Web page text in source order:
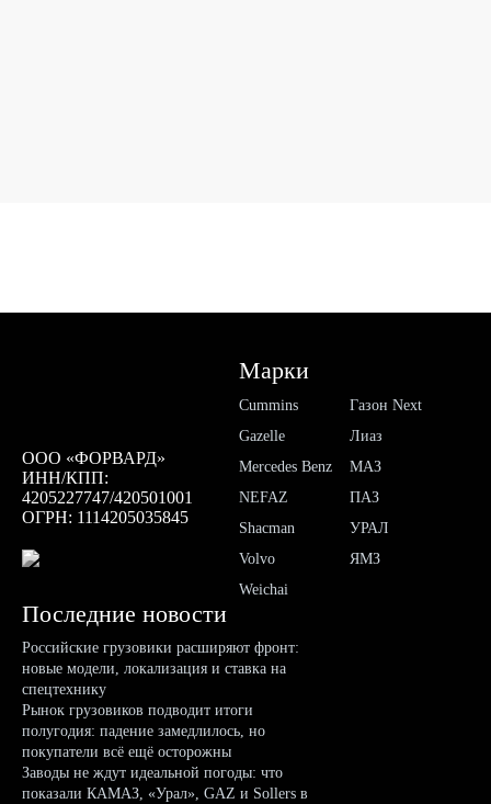
ООО «ФОРВАРД»
ИНН/КПП:
4205227747/420501001
ОГРН: 1114205035845
Марки
Cummins
Gazelle
Mercedes Benz
NEFAZ
Shacman
Volvo
Weichai
Газон Next
Лиаз
МАЗ
ПАЗ
УРАЛ
ЯМЗ
Последние новости
Российские грузовики расширяют фронт:
новые модели, локализация и ставка на
спецтехнику
Рынок грузовиков подводит итоги
полугодия: падение замедлилось, но
покупатели всё ещё осторожны
Заводы не ждут идеальной погоды: что
показали КАМАЗ, «Урал», GAZ и Sollers в